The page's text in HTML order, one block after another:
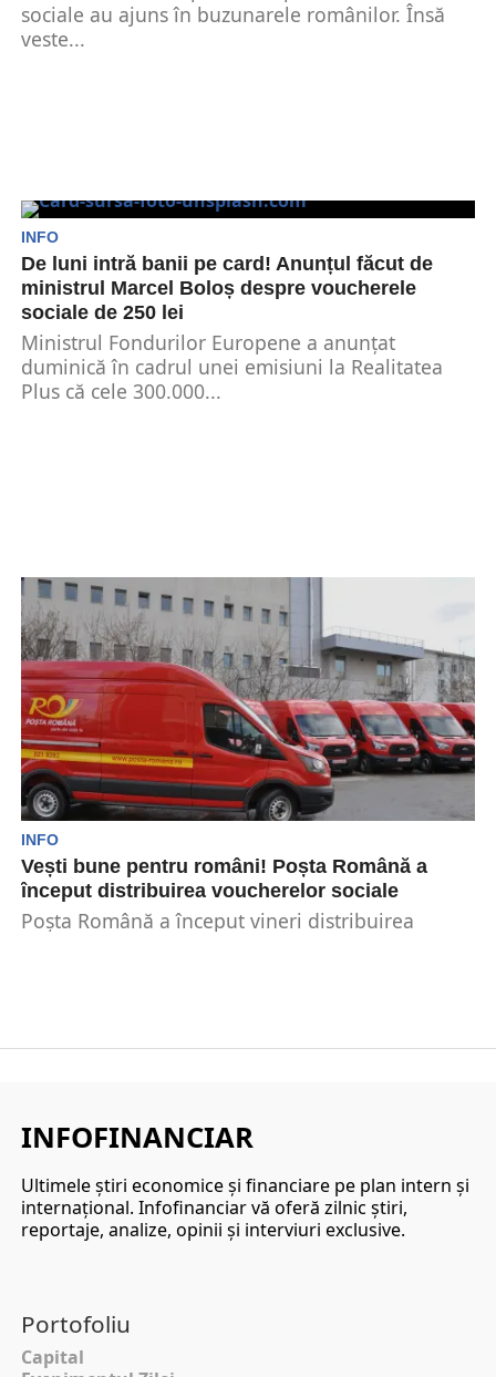
sociale au ajuns în buzunarele românilor. Însă
veste...
INFO
De luni intră banii pe card! Anunțul făcut de
ministrul Marcel Boloș despre voucherele
sociale de 250 lei
Ministrul Fondurilor Europene a anunțat
duminică în cadrul unei emisiuni la Realitatea
Plus că cele 300.000...
INFO
Vești bune pentru români! Poșta Română a
început distribuirea voucherelor sociale
Poșta Română a început vineri distribuirea
INFOFINANCIAR
Ultimele ştiri economice şi financiare pe plan intern şi
internaţional. Infofinanciar vă oferă zilnic ştiri,
reportaje, analize, opinii şi interviuri exclusive.
Portofoliu
Capital